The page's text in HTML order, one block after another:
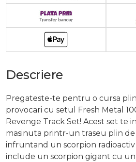
Descriere
Pregateste-te pentru o cursa
provocari cu setul Fresh Metal
Revenge Track Set! Acest set te
masinuta printr-un traseu plin de
infruntand un scorpion radioactiv
include un scorpion gigant cu un